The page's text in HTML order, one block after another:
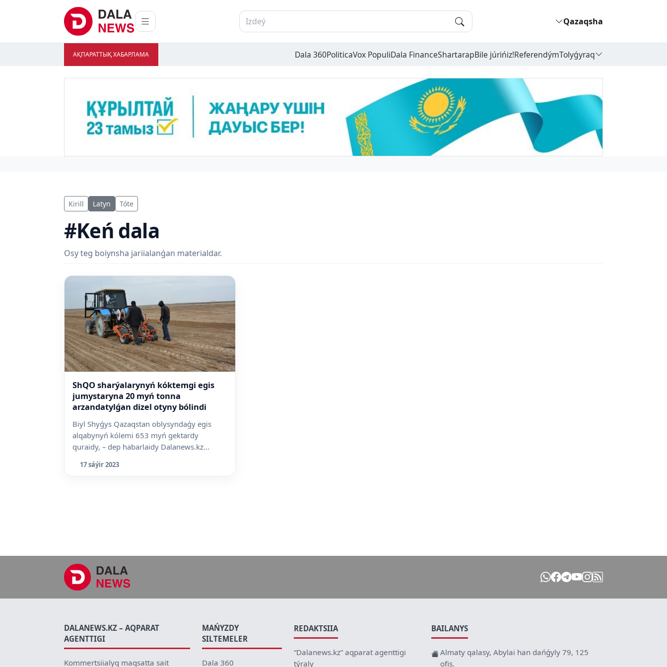
Qazaqsha
АҚПАРАТТЫҚ ХАБАРЛАМА Dala 360PoliticaVox PopuliDala FinanceShartarapBile júrińiz!ReferendýmTolyǵyraq
Kirill Latyn Tóte
#Keń dala
Osy teg boiynsha jariialanǵan materialdar.
ShQO sharýalarynyń kóktemgi egis
jumystaryna 20 myń tonna
arzandatylǵan dizel otyny bólindi
Biyl Shyǵys Qazaqstan oblysyndaǵy egis
alqabynyń kólemi 653 myń gektardy
quraidy, – dep habarlaidy Dalanews.kz...
17 sáýir 2023
DALANEWS.KZ – AQPARAT
AGENTTIGI
Kommertsiialyq maqsatta sait
MAŃYZDY
SILTEMELER
Dala 360
REDAKTSIIA
“Dalanews.kz” aqparat agenttigi
týraly
BAILANYS
Almaty qalasy, Abylai han dańǵyly 79, 125
ofis.